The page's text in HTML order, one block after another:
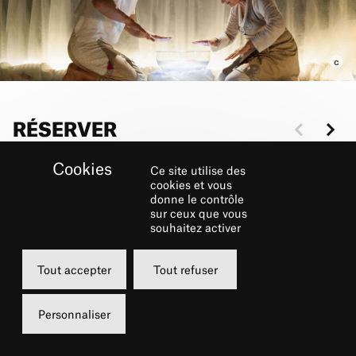
RÉSERVER
Dimanche
Grand Foyer
de 6 à 12 €
Dimanche
04 juin 2023
15h00
de 6 à 12 €
Ce site utilise des
cookies et vous
donne le contrôle
sur ceux que vous
souhaitez activer
Tout accepter Tout refuser
Personnaliser